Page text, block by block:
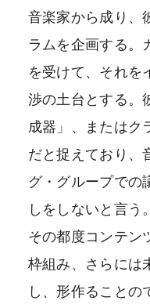
音楽家から成り、
ラムを企画する。
を受けて、それを
渉の土台とする。
成器」、またはク
だと捉えており、
グ・グループでの
しをしないと言う
その都度コンテン
枠組み、さらには
し、形作ることの